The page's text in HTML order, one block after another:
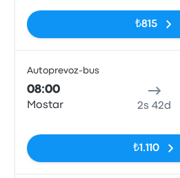
₺815
Autoprevoz-bus
08:00
Mostar 2s 42d
₺1.110